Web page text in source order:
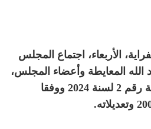
الأربعاء، اجتماع المجلس
الله المعايطة وأعضاء المجلس،
الذي يأتي تنفيذا لأحكام نظام المجلس الأعلى للسلامة المرورية رقم 2 لسنة 2024 ووفقا